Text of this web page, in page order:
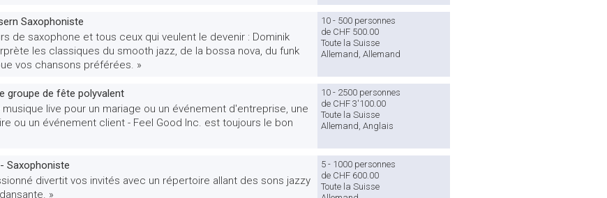
Saxophoniste
de saxophone et tous ceux qui veulent le devenir : Dominik
les classiques du smooth jazz, de la bossa nova, du funk
vos chansons préférées. »
10 - 500 personnes
de CHF 500.00
Toute la Suisse
Allemand, Allemand
groupe de fête polyvalent
live pour un mariage ou un événement d'entreprise, une
ou un événement client - Feel Good Inc. est toujours le bon
10 - 2500 personnes
de CHF 3'100.00
Toute la Suisse
Allemand, Anglais
Saxophoniste
divertit vos invités avec un répertoire allant des sons jazzy
»
5 - 1000 personnes
de CHF 600.00
Toute la Suisse